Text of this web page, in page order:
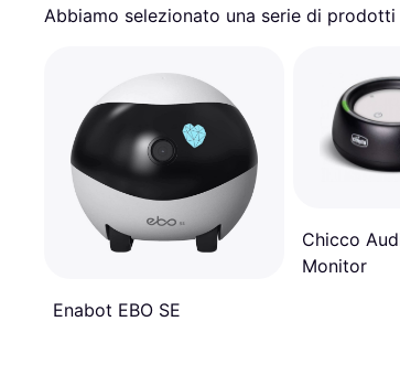
Abbiamo selezionato una serie di
Enabot EBO SE
Chicco
Monitor